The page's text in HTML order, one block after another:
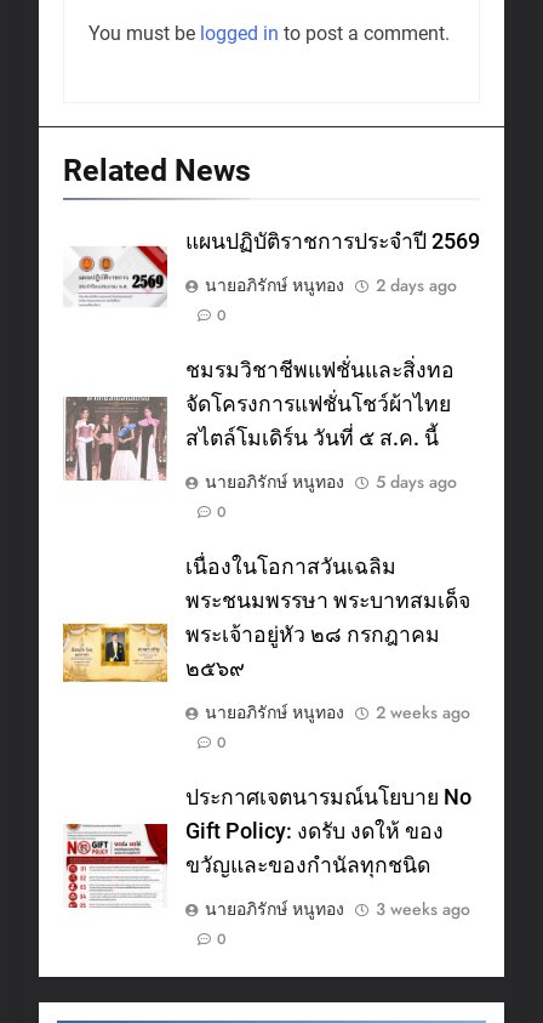
You must be logged in to post a comment.
Related News
แผนปฏิบัติราชการประจำปี 2569
นายอภิรักษ์ หนูทอง
2 days ago
0
ชมรมวิชาชีพแฟชั่นและสิ่งทอ
จัดโครงการแฟชั่นโชว์ผ้าไทย
สไตล์โมเดิร์น วันที่ ๕ ส.ค. นี้
นายอภิรักษ์ หนูทอง
5 days ago
0
เนื่องในโอกาสวันเฉลิม
พระชนมพรรษา พระบาทสมเด็จ
พระเจ้าอยู่หัว ๒๘ กรกฎาคม
๒๕๖๙
นายอภิรักษ์ หนูทอง
2 weeks ago
0
ประกาศเจตนารมณ์นโยบาย No
Gift Policy: งดรับ งดให้ ของ
ขวัญและของกำนัลทุกชนิด
นายอภิรักษ์ หนูทอง
3 weeks ago
0